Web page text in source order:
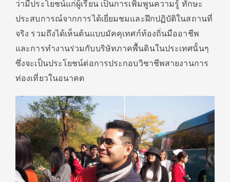
ว่ามีประโยชน์แก่ผู้เรียน เป็นการเพิ่มพูนความรู้ ทักษะ
ประสบการณ์จากการได้เยี่ยมชมและฝึกปฏิบัติในสถานที่
จริง รวมถึงได้เห็นต้นแบบมัคคุเทศก์ท้องถิ่นมืออาชีพ
และการทำงานร่วมกับบริษัทภาคพื้นดินในประเทศนั้นๆ
ซึ่งจะเป็นประโยชน์ต่อการประกอบวิชาชีพสายงานการ
ท่องเที่ยวในอนาคต